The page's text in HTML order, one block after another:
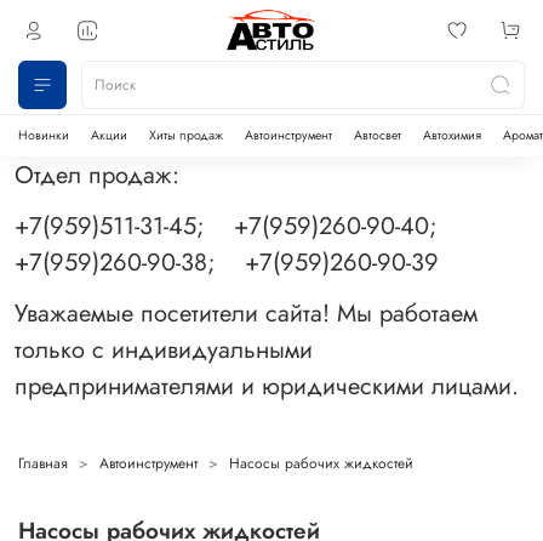
Новинки Акции Хиты продаж Автоинструмент Автосвет Автохимия
Отдел продаж:
+7(959)511-31-45; +7(959)260-90-40;
+7(959)260-90-38; +7(959)260-90-39
Уважаемые посетители сайта! Мы работаем
только с индивидуальными
предпринимателями и юридическими лицами.
Главная Автоинструмент Насосы рабочих жидкостей
Насосы рабочих жидкостей